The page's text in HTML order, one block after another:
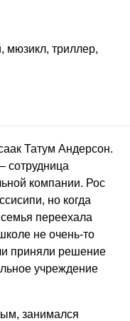
мюзикл, триллер,
Татум Андерсон.
сотрудница
компании. Рос
но когда
переехала
не очень-то
приняли решение
учреждение
занимался